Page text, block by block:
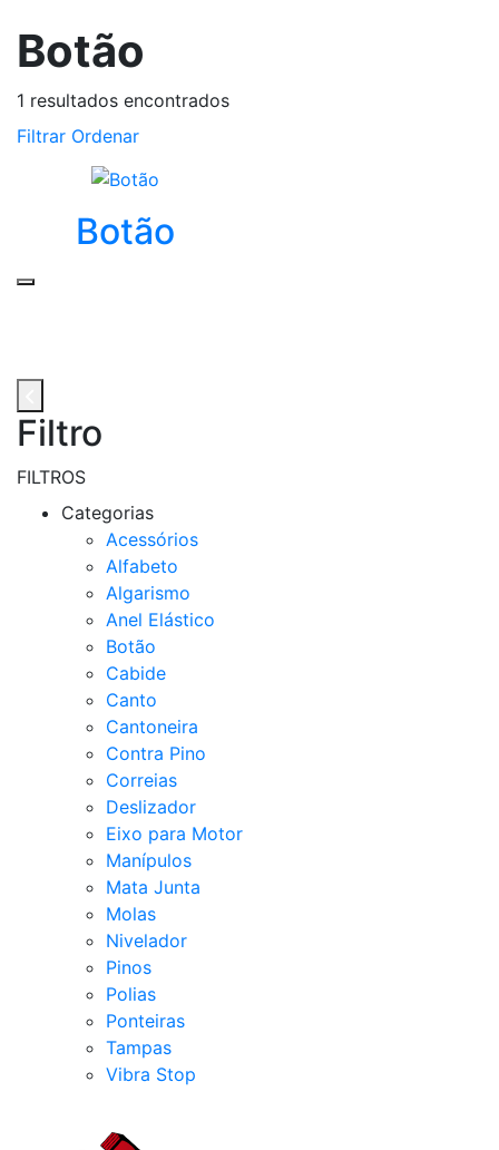
Botão
1 resultados encontrados
Filtrar Ordenar
Botão
Filtro
FILTROS
Categorias
Acessórios
Alfabeto
Algarismo
Anel Elástico
Botão
Cabide
Canto
Cantoneira
Contra Pino
Correias
Deslizador
Eixo para Motor
Manípulos
Mata Junta
Molas
Nivelador
Pinos
Polias
Ponteiras
Tampas
Vibra Stop